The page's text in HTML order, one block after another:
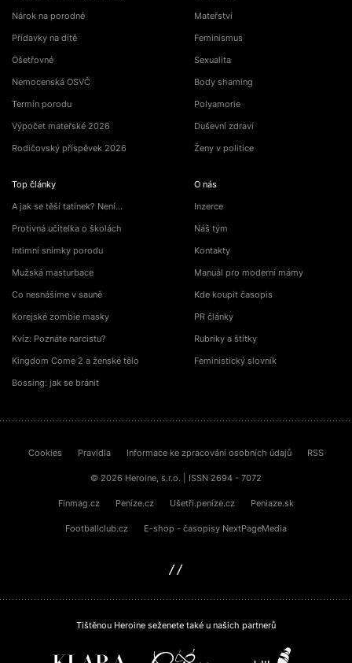
Nárok na porodné
Přídavky na dítě
Ošetřovné
Nemocenská OSVČ
Termín porodu
Výpočet mateřské 2026
Rodičovský příspěvek 2026
Top články
A jak se těší tatínek? Není…
Protivná učitelka o školách
Intimní snímky porodu
Mužská masturbace
Co nesnášíme v sauně
Korejské zombie masky
Kvíz: Poznáte narcistu?
Kingdom Come 2 a ženské tělo
Bossing: jak se bránit
Mateřství
Feminismus
Sexualita
Body shaming
Polyamorie
Duševní zdraví
Ženy v politice
O nás
Inzerce
Náš tým
Kontakty
Manuál pro moderní mámy
Kde koupit časopis
PR články
Rubriky a štítky
Feministický slovník
Cookies Pravidla Informace ke zpracování osobních údajů RSS
© 2026 Heroine, s.r.o. | ISSN 2694 - 7072
Finmag.cz Peníze.cz Ušetři.peníze.cz Peniaze.sk
Footballclub.cz E-shop - časopisy NextPageMedia
Tištěnou Heroine seženete také u našich partnerů